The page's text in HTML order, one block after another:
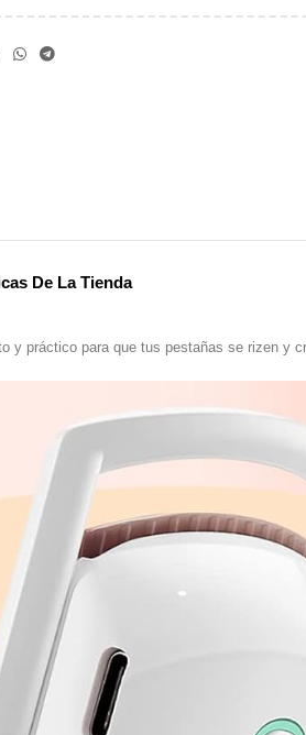
De La Tienda
y práctico para que tus pestañas se rizen y